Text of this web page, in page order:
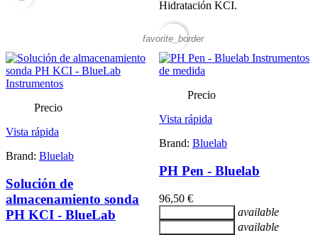
Hidratación KCI.
favorite_border
Precio
Vista rápida
Brand: Bluelab
Solución de
almacenamiento sonda
PH KCI - BlueLab
Precio
Vista rápida
Brand: Bluelab
PH Pen - Bluelab
96,50 €
available
available